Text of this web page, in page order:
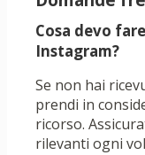
Cosa devo
Instagram?
Se non hai
prendi in
ricorso.
rilevanti ogni